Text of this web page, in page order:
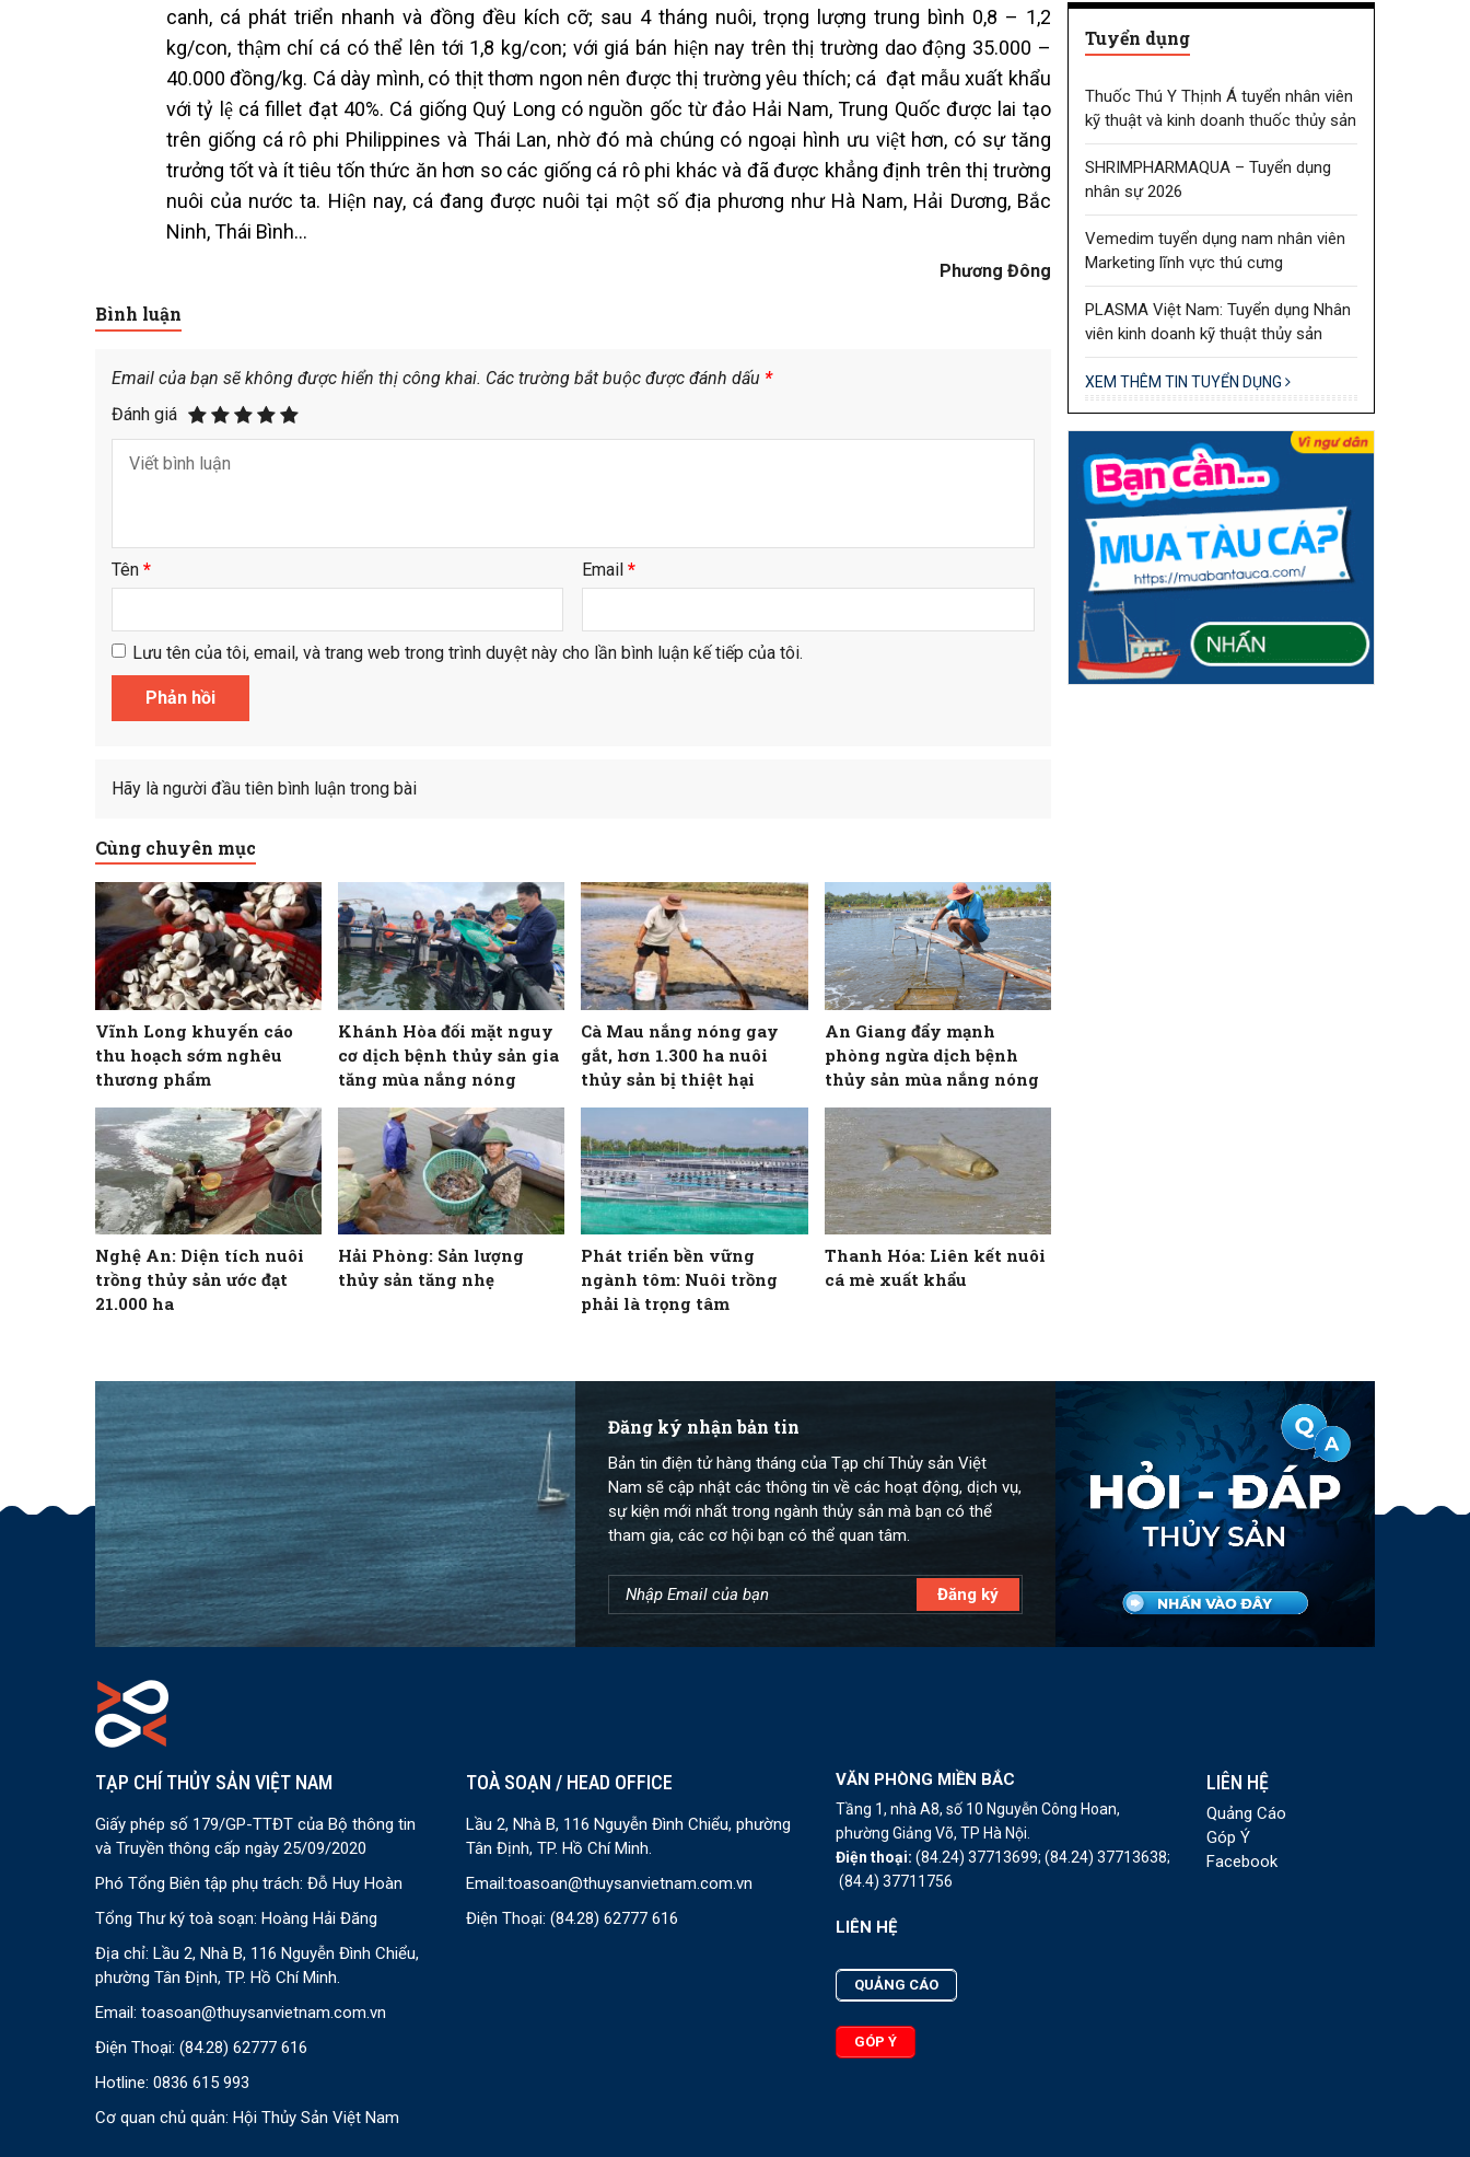
canh, cá phát triển nhanh và đồng đều kích cỡ; sau 4 tháng nuôi, trọng lượng trung bình 0,8 – 1,2
kg/con, thậm chí cá có thể lên tới 1,8 kg/con; với giá bán hiện nay trên thị trường dao động 35.000 –
40.000 đồng/kg. Cá dày mình, có thịt thơm ngon nên được thị trường yêu thích; cá đạt mẫu xuất khẩu
với tỷ lệ cá fillet đạt 40%. Cá giống Quý Long có nguồn gốc từ đảo Hải Nam, Trung Quốc được lai tạo
trên giống cá rô phi Philippines và Thái Lan, nhờ đó mà chúng có ngoại hình ưu việt hơn, có sự tăng
trưởng tốt và ít tiêu tốn thức ăn hơn so các giống cá rô phi khác và đã được khẳng định trên thị trường
nuôi của nước ta. Hiện nay, cá đang được nuôi tại một số địa phương như Hà Nam, Hải Dương, Bắc
Ninh, Thái Bình…
Phương Đông
Bình luận
Email của bạn sẽ không được hiển thị công khai. Các trường bắt buộc được đánh dấu *
Đánh giá
Tên * Email*
Lưu tên của tôi, email, và trang web trong trình duyệt này cho lần bình luận kế tiếp của tôi.
Hãy là người đầu tiên bình luận trong bài
Cùng chuyên mục
Vĩnh Long khuyến cáo
thu hoạch sớm nghêu
thương phẩm
Khánh Hòa đối mặt nguy
cơ dịch bệnh thủy sản gia
tăng mùa nắng nóng
Cà Mau nắng nóng gay
gắt, hơn 1.300 ha nuôi
thủy sản bị thiệt hại
An Giang đẩy mạnh
phòng ngừa dịch bệnh
thủy sản mùa nắng nóng
Nghệ An: Diện tích nuôi
trồng thủy sản ước đạt
21.000 ha
Hải Phòng: Sản lượng
thủy sản tăng nhẹ
Phát triển bền vững
ngành tôm: Nuôi trồng
phải là trọng tâm
Thanh Hóa: Liên kết nuôi
cá mè xuất khẩu
Tuyển dụng
Thuốc Thú Y Thịnh Á tuyển nhân viên
kỹ thuật và kinh doanh thuốc thủy sản
SHRIMPHARMAQUA – Tuyển dụng
nhân sự 2026
Vemedim tuyển dụng nam nhân viên
Marketing lĩnh vực thú cưng
PLASMA Việt Nam: Tuyển dụng Nhân
viên kinh doanh kỹ thuật thủy sản
XEM THÊM TIN TUYỂN DỤNG
Đăng ký nhận bản tin
Bản tin điện tử hàng tháng của Tạp chí Thủy sản Việt
Nam sẽ cập nhật các thông tin về các hoạt động, dịch vụ,
sự kiện mới nhất trong ngành thủy sản mà bạn có thể
tham gia, các cơ hội bạn có thể quan tâm.
TẠP CHÍ THỦY SẢN VIỆT NAM
Giấy phép số 179/GP-TTĐT của Bộ thông tin
và Truyền thông cấp ngày 25/09/2020
Phó Tổng Biên tập phụ trách: Đỗ Huy Hoàn
Tổng Thư ký toà soạn: Hoàng Hải Đăng
Địa chỉ: Lầu 2, Nhà B, 116 Nguyễn Đình Chiểu,
phường Tân Định, TP. Hồ Chí Minh.
Email: toasoan@thuysanvietnam.com.vn
Điện Thoại: (84.28) 62777 616
Hotline: 0836 615 993
Cơ quan chủ quản: Hội Thủy Sản Việt Nam
TOÀ SOẠN / HEAD OFFICE
Lầu 2, Nhà B, 116 Nguyễn Đình Chiểu, phường
Tân Định, TP. Hồ Chí Minh.
Email:toasoan@thuysanvietnam.com.vn
Điện Thoại: (84.28) 62777 616
VĂN PHÒNG MIỀN BẮC
Tầng 1, nhà A8, số 10 Nguyễn Công Hoan,
phường Giảng Võ, TP Hà Nội.
Điện thoại:(84.24) 37713699;(84.24) 37713638;
(84.4) 37711756
LIÊN HỆ
QUẢNG CÁO
GÓP Ý
LIÊN HỆ
Quảng Cáo
Góp Ý
Facebook